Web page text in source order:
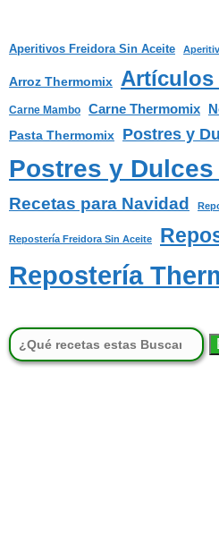
Aperitivos Freidora Sin Aceite
Arroz Thermomix Artículos
Carne Mambo Carne Thermomix
Pasta Thermomix Postres y
Postres y
Recetas para Navidad
Repostería Freidora Sin Aceite
Repostería
Buscar: